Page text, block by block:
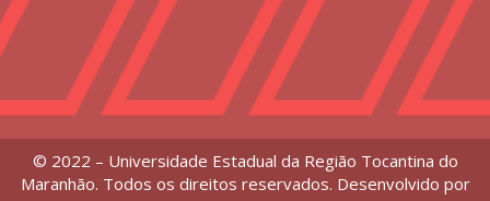
© 2022 – Universidade Estadual da Região Tocantina do
Maranhão. Todos os direitos reservados. Desenvolvido por